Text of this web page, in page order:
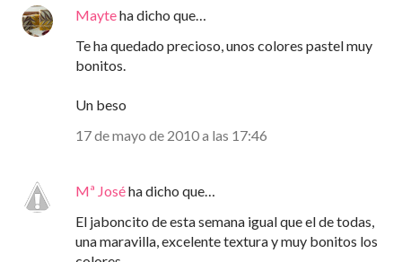
Mayteha dicho que…
Te ha quedado precioso, unos colores pastel muy
bonitos.
Un beso
17 de mayo de 2010 a las 17:46
Mª Joséha dicho que…
El jaboncito de esta semana igual que el de todas,
una maravilla, excelente textura y muy bonitos los